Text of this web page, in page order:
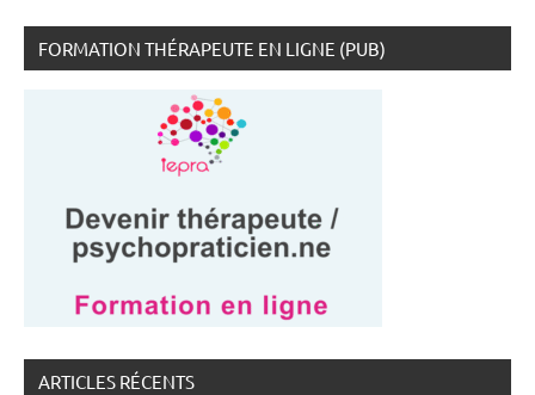
FORMATION THÉRAPEUTE EN LIGNE (PUB)
ARTICLES RÉCENTS